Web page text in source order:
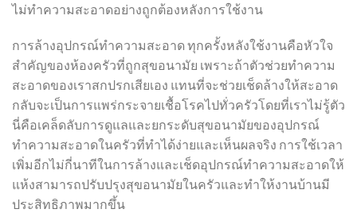
ไม่ทำความสะอาดอย่างถูกต้องหลังการใช้งาน
การล้างอุปกรณ์ทำความสะอาด ทุกครั้งหลังใช้งานคือหัวใจ
สำคัญของห้องครัวที่ถูกสุขอนามัย เพราะถ้าตัวช่วยทำความ
สะอาดของเราสกปรกเสียเอง แทนที่จะช่วยเช็ดล้างให้สะอาด
กลับจะเป็นการแพร่กระจายเชื้อโรคไปทั่วครัวโดยที่เราไม่รู้ตัว
นี่คือเคล็ดลับการดูแลและยกระดับสุขอนามัยของอุปกรณ์
ทำความสะอาดในครัวที่ทำได้ง่ายและเห็นผลจริง การใช้เวลา
เพิ่มอีกไม่กี่นาทีในการล้างและเช็ดอุปกรณ์ทำความสะอาดให้
แห้งสามารถปรับปรุงสุขอนามัยในครัวและทำให้งานบ้านมี
ประสิทธิภาพมากขึ้น